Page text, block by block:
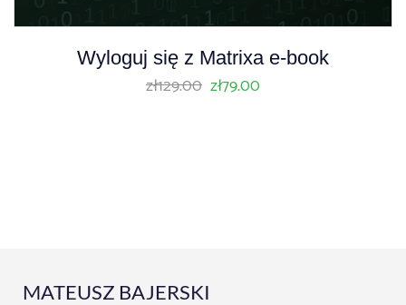
Wyloguj się z Matrixa e-book
zł129.00 zł79.00
MATEUSZ BAJERSKI